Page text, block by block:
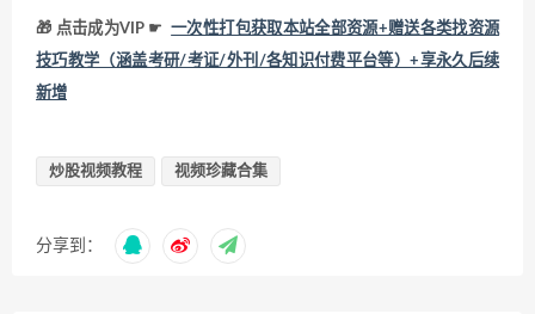
🎁 点击成为VIP ☛ 一次性打包获取本站全部资源+赠送各类找资源
技巧教学（涵盖考研/考证/外刊/各知识付费平台等）+享永久后续
新增
炒股视频教程 视频珍藏合集
分享到：